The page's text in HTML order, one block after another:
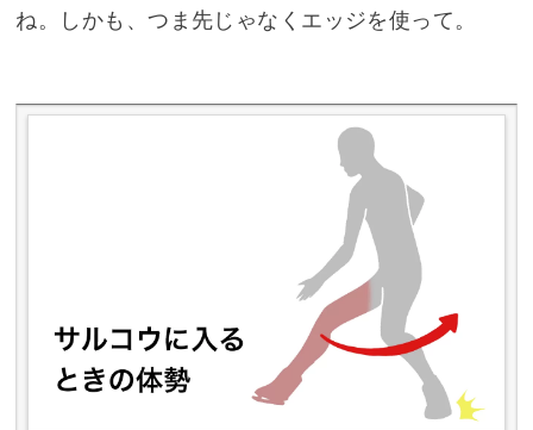
ね。しかも、つま先じゃなくエッジを使って。